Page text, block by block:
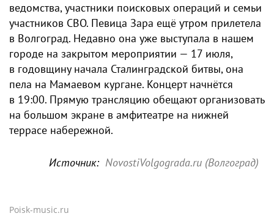
ведомства, участники поисковых операций и семьи
участников СВО. Певица Зара ещё утром прилетела
в Волгоград. Недавно она уже выступала в нашем
городе на закрытом мероприятии — 17 июля,
в годовщину начала Сталинградской битвы, она
пела на Мамаевом кургане. Концерт начнётся
в 19:00. Прямую трансляцию обещают организовать
на большом экране в амфитеатре на нижней
террасе набережной.
Источник: NovostiVolgograda.ru (Волгоград)
Poisk-music.ru